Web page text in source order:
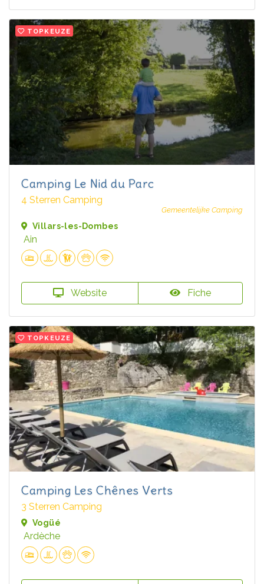
TOPKEUZE
Camping Le Nid du Parc
4 Sterren Camping
Gemeentelijke Camping
Villars-les-Dombes
Ain
Website Fiche
TOPKEUZE
Camping Les Chênes Verts
3 Sterren Camping
Vogüé
Ardèche